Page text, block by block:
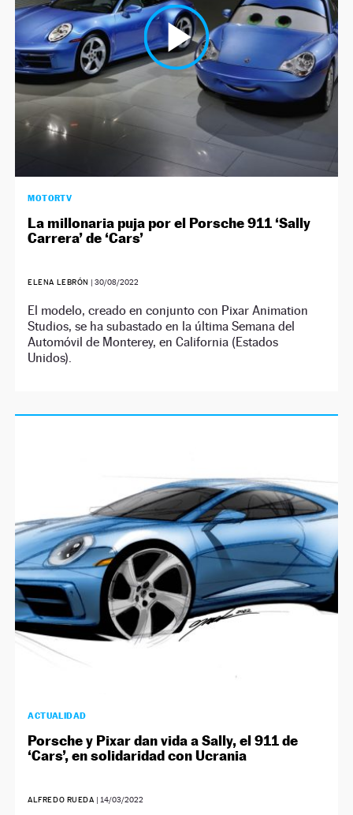
MOTORTV
La millonaria puja por el Porsche 911 ‘Sally
Carrera’ de ‘Cars’
ELENA LEBRÓN |30/08/2022
El modelo, creado en conjunto con Pixar Animation
Studios, se ha subastado en la última Semana del
Automóvil de Monterey, en California (Estados
Unidos).
ACTUALIDAD
Porsche y Pixar dan vida a Sally, el 911 de
‘Cars’, en solidaridad con Ucrania
ALFREDO RUEDA | 14/03/2022